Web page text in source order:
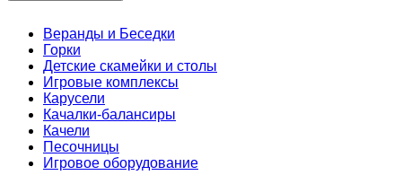
Веранды и Беседки
Горки
Детские скамейки и столы
Игровые комплексы
Карусели
Качалки-балансиры
Качели
Песочницы
Игровое оборудование